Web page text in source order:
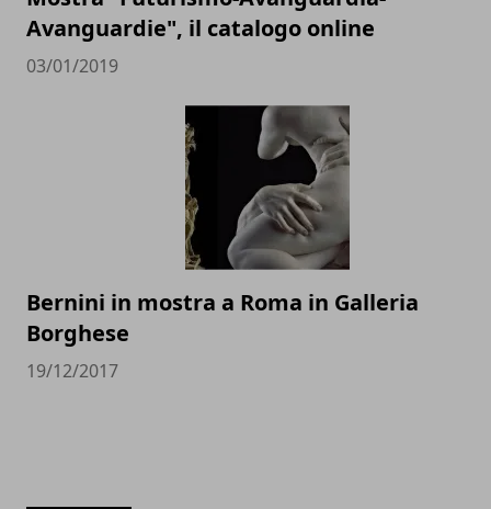
Avanguardie", il catalogo online
03/01/2019
Bernini in mostra a Roma in Galleria
Borghese
19/12/2017